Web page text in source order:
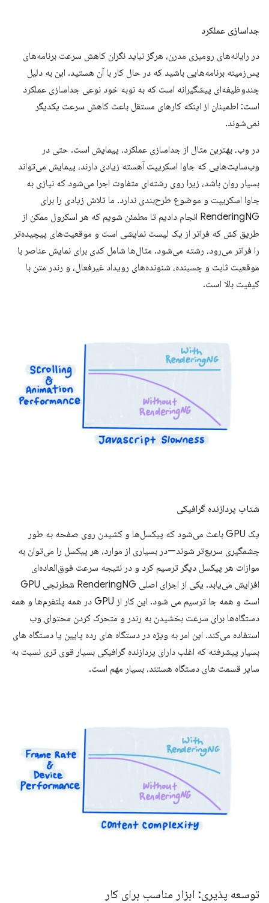
جداسازی عملکرد
در رایانه‌های رومیزی مدرن، هرگز نباید نگران کاهش سرعت برنامه‌های
پس‌زمینه برنامه‌هایی باشید که در حال کار با آن هستید. این به دلیل
چندوظیفه‌ای پیشگیرانه است که به نوبه خود نوعی جداسازی عملکرد
است: اطمینان از اینکه کارهای مستقل باعث کاهش سرعت یکدیگر
نمی‌شوند.
در وب، بهترین مثال از جداسازی عملکرد، پیمایش است. حتی در
وب‌سایت‌هایی که جاوا اسکریپت آهسته زیادی دارند، پیمایش می‌تواند
بسیار روان باشد، زیرا روی رشته‌ای متفاوت اجرا می‌شود که نیازی به
جاوا اسکریپت و موضوع طرح‌بندی ندارد. ما تلاش زیادی را برای
RenderingNG انجام دادیم تا مطمئن شویم که هر اسکرول ممکن از
طریق کش که فراتر از یک لیست نمایشی است و موقعیت‌های پیچیده‌تر
را فراتر می‌رود، رشته می‌شود. مثال‌ها شامل کدی برای نمایش عناصر با
موقعیت ثابت و چسبنده، شنونده‌های رویداد غیرفعال، و رندر متن با
کیفیت بالا است.
شتاب پردازنده گرافیکی
یک GPU باعث می‌شود که پیکسل‌ها و کشیدن روی صفحه به طور
چشمگیری سریع‌تر شوند—در بسیاری از موارد، هر پیکسل را می‌توان به
موازات هر پیکسل دیگر ترسیم کرد و در نتیجه سرعت فوق‌العاده‌ای
افزایش می‌یابد. یکی از اجزای اصلی RenderingNG شطرنجی GPU
است و همه جا ترسیم می شود. این کار از GPU در همه پلتفرم‌ها و همه
دستگاه‌ها برای سرعت بخشیدن به رندر و متحرک کردن محتوای وب
استفاده می‌کند. این امر به ویژه در دستگاه های رده پایین یا دستگاه های
بسیار پیشرفته که اغلب دارای پردازنده گرافیکی بسیار قوی تری نسبت به
سایر قسمت های دستگاه هستند، بسیار مهم است.
توسعه پذیری: ابزار مناسب برای کار